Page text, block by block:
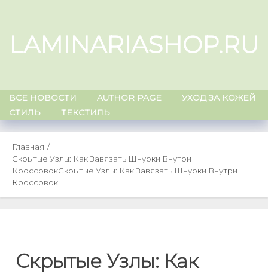
content
LAMINARIASHOP.RU
ВСЕ НОВОСТИ AUTHOR PAGE
УХОД ЗА КОЖЕЙ
СТИЛЬ
ТЕКСТИЛЬ
Главная
Скрытые Узлы: Как Завязать Шнурки Внутри
КроссовокСкрытые Узлы: Как Завязать Шнурки Внутри
Кроссовок
Скрытые Узлы: Как